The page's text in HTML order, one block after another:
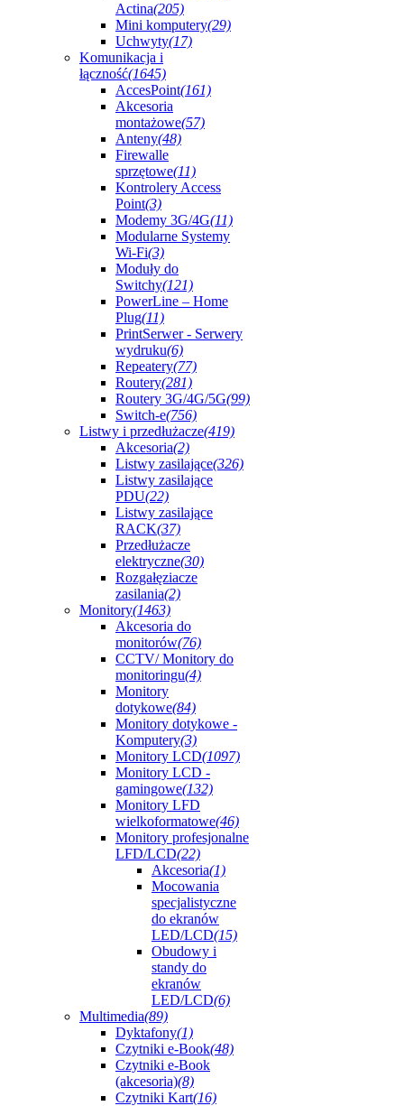
Actina(205)
Mini komputery(29)
Uchwyty(17)
Komunikacja i
łączność(1645)
AccesPoint(161)
Akcesoria
montażowe(57)
Anteny(48)
Firewalle
sprzętowe(11)
Kontrolery Access
Point(3)
Modemy 3G/4G(11)
Modularne Systemy
Wi-Fi(3)
Moduły do
Switchy(121)
PowerLine – Home
Plug(11)
PrintSerwer - Serwery
wydruku(6)
Repeatery(77)
Routery(281)
Routery 3G/4G/5G(99)
Switch-e(756)
Listwy i przedłużacze(419)
Akcesoria(2)
Listwy zasilające(326)
Listwy zasilające
PDU(22)
Listwy zasilające
RACK(37)
Przedłużacze
elektryczne(30)
Rozgałęziacze
zasilania(2)
Monitory(1463)
Akcesoria do
monitorów(76)
CCTV/ Monitory do
monitoringu(4)
Monitory
dotykowe(84)
Monitory dotykowe -
Komputery(3)
Monitory LCD(1097)
Monitory LCD -
gamingowe(132)
Monitory LFD
wielkoformatowe(46)
Monitory profesjonalne
LFD/LCD(22)
Akcesoria(1)
Mocowania
specjalistyczne
do ekranów
LED/LCD(15)
Obudowy i
standy do
ekranów
LED/LCD(6)
Multimedia(89)
Dyktafony(1)
Czytniki e-Book(48)
Czytniki e-Book
(akcesoria)(8)
Czytniki Kart(16)